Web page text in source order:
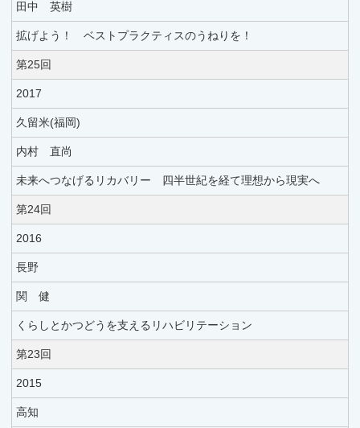
田中 英樹
拡げよう！ ベストプラクティスのうねりを！
第25回
2017
久留米(福岡)
内村 直尚
未来へつなげるリカバリー 四半世紀を経て理想から現実へ
第24回
2016
長野
関 健
くらしとかつどうを支えるリハビリテーション
第23回
2015
高知